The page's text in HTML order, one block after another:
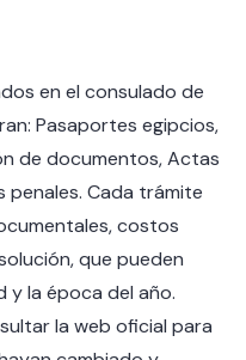
en el consulado de
Pasaportes egipcios,
de documentos, Actas
Cada trámite
costos
que pueden
y la época del año.
la web oficial para